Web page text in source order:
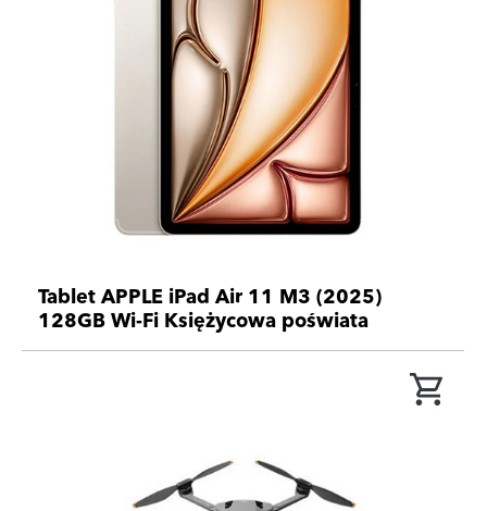
Tablet APPLE iPad Air 11 M3 (2025)
128GB Wi-Fi Księżycowa poświata